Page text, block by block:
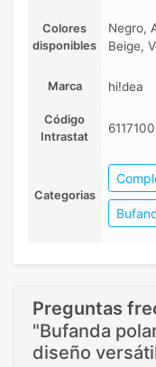
Colores
disponibles
Negro,
Beige,
Marca hi!dea
Código
Intrastat
Categorias
Preguntas
"Bufanda
diseño